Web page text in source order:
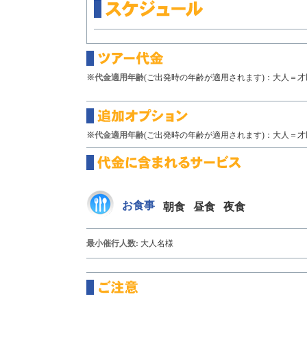
※代金適用年齢(ご出発時の年齢が適用されます)：大人＝
※代金適用年齢(ご出発時の年齢が適用されます)：大人＝
お食事 朝食 昼食 夜食
最小催行人数: 大人名様